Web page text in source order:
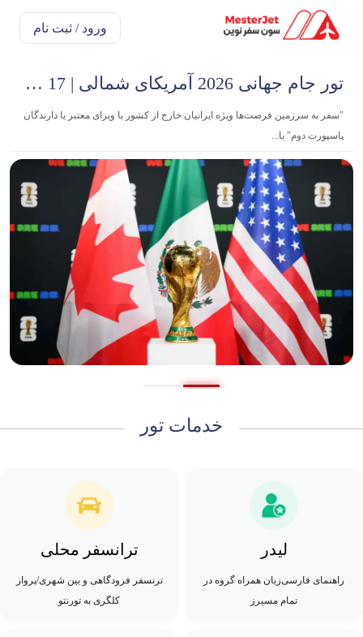
ورود / ثبت نام
تور جام جهانی 2026 آمریکای شمالی | 17 روزه
"سفر به سرزمین فرصت‌ها ویژه ایرانیان خارج از کشور با ویزای معتبر یا دارندگان
پاسپورت دوم" با...
خدمات تور
لیدر
راهنمای فارسی‌زبان همراه گروه در
تمام مسیرز
ترانسفر محلی
ترنسفر فرودگاهی و بین شهری/پرواز
کلگری به تورنتو